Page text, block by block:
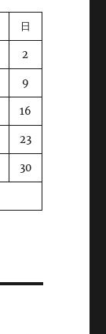
日
2
9
16
23
30